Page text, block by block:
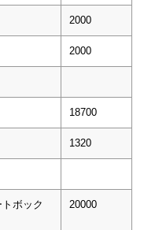
2000
2000
18700
1320
ボック
20000